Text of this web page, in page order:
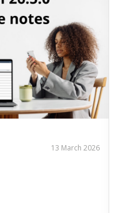
13 March 2026